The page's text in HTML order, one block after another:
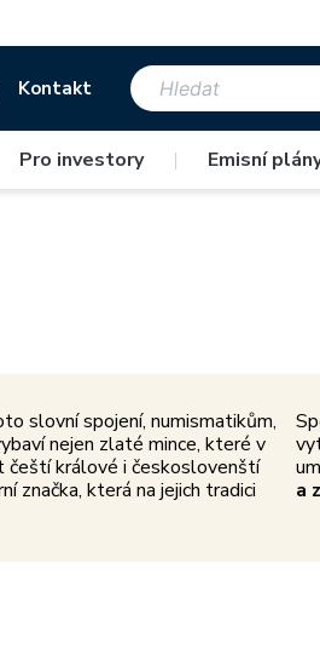
Kontakt
Pro investory | Emisní
Předním českým medailérům nechybí
slovní spojení, numismatikům,
nejen zlaté mince, které v
čeští králové i českoslovenští
značka, která na jejich tradici
a